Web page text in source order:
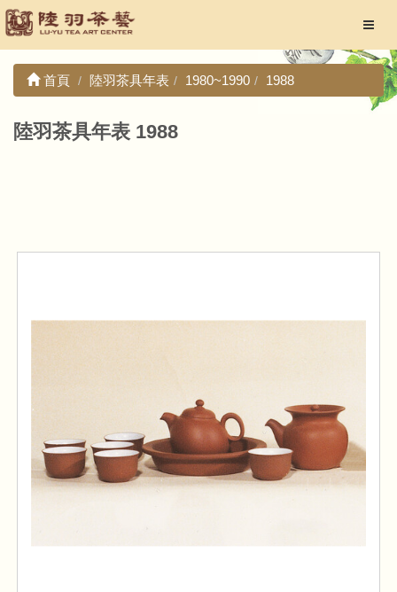
首頁 陸羽茶具年表 1980~1990 1988
陸羽茶具年表 1988